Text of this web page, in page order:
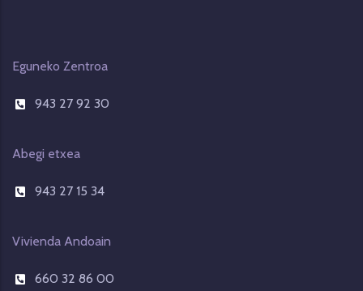
Eguneko Zentroa
943 27 92 30
Abegi etxea
943 27 15 34
Vivienda Andoain
660 32 86 00